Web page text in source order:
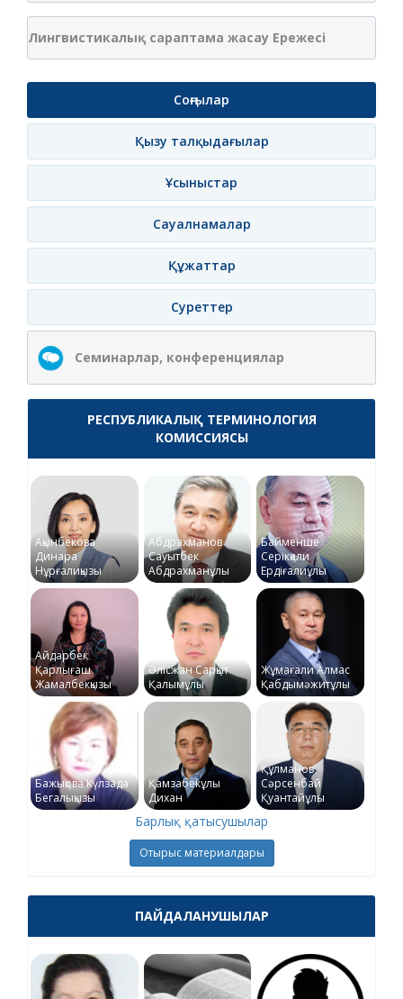
Лингвистикалық сараптама жасау Ережесі
Соңғылар
Қызу талқыдағылар
Ұсыныстар
Сауалнамалар
Құжаттар
Суреттер
Семинарлар, конференциялар
РЕСПУБЛИКАЛЫҚ ТЕРМИНОЛОГИЯ
КОМИССИЯСЫ
Ақынбекова
Динара
Нұрғалиқызы
Абдрахманов
Сауытбек
Абдрахманұлы
Байменше
Серікқали
Ердіғалиұлы
Айдарбек
Қарлығаш
Жамалбекқызы
Әлісжан Сарқыт
Қалымұлы
Жұмағали Алмас
Қабдымәжитұлы
Бажықова Күлзада
Бегалықызы
Қамзабекұлы
Дихан
Құлманов
Сәрсенбай
Қуантайұлы
Барлық қатысушылар
Отырыс материалдары
ПАЙДАЛАНУШЫЛАР